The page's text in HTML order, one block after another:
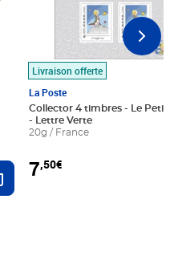
Ajouter au panier
Livraison offerte
La Poste
Collector 4 timbres - Le Petit
- Lettre Verte
20g / France
7,50€